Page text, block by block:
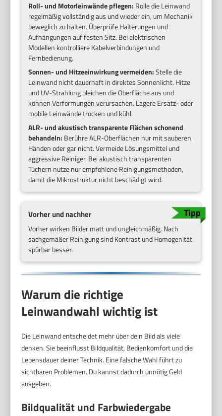
Roll- und Motorleinwände pflegen: Rolle die Leinwand
regelmäßig vollständig aus und wieder ein, um Mechanik
beweglich zu halten. Überprüfe Halterungen und
Aufhängungen auf festen Sitz. Bei elektrischen
Modellen kontrolliere Kabelverbindungen und
Fernbedienung.
Sonnen- und Hitzeeinwirkung vermeiden:Stelle die
Leinwand nicht dauerhaft in direktes Sonnenlicht. Hitze
und UV-Strahlung bleichen die Oberfläche aus und
können Verformungen verursachen. Lagere Ersatz- oder
mobile Leinwände trocken und kühl.
ALR- und akustisch transparente Flächen schonend
behandeln: Berühre ALR-Oberflächen nur mit sauberen
Händen oder gar nicht. Vermeide Lösungsmittel und
aggressive Reiniger. Bei akustisch transparenten
Tüchern nutze nur empfohlene Reinigungsmethoden,
damit die Mikrostruktur nicht beschädigt wird.
Vorher und nachher
Vorher wirken Bilder matt und ungleichmäßig. Nach
sachgemäßer Reinigung sind Kontrast und Homogenität
spürbar besser.
Warum die richtige
Leinwandwahl wichtig ist
Die Leinwand entscheidet mehr über dein Bild als viele
denken. Sie beeinflusst Bildqualität, Bedienkomfort und die
Lebensdauer deiner Technik. Eine falsche Wahl führt zu
sichtbaren Problemen. Du kannst dadurch unnötig Geld
ausgeben.
Bildqualität und Farbwiedergabe